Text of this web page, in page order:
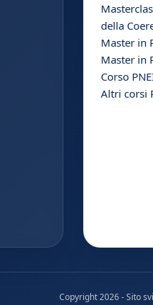
della
Master in
Master in
Corso
Altri corsi
Copyright 2026 - Sito